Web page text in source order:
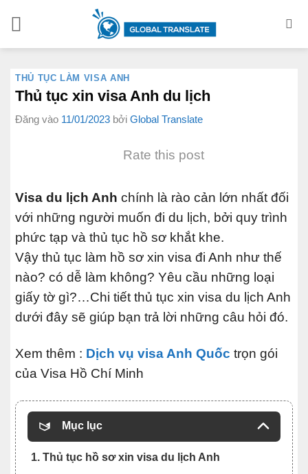
qua
nội
dung
THỦ TỤC LÀM VISA ANH
Thủ tục xin visa Anh du lịch
Đăng vào 11/01/2023 bởi Global Translate
Rate this post
Visa du lịch Anh chính là rào cản lớn nhất đối
với những người muốn đi du lịch, bởi quy trình
phức tạp và thủ tục hồ sơ khắt khe.
Vậy thủ tục làm hồ sơ xin visa đi Anh như thế
nào? có dễ làm không? Yêu cầu những loại
giấy tờ gì?…Chi tiết thủ tục xin visa du lịch Anh
dưới đây sẽ giúp bạn trả lời những câu hỏi đó.
Xem thêm : Dịch vụ visa Anh Quốc trọn gói
của Visa Hồ Chí Minh
Mục lục
1. Thủ tục hồ sơ xin visa du lịch Anh